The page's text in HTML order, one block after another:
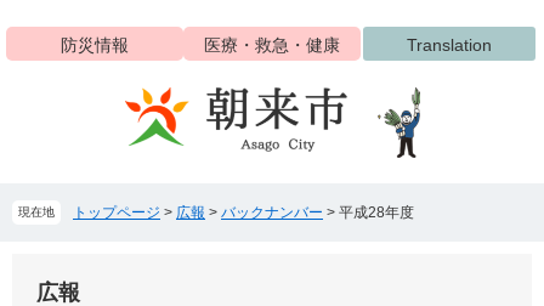
ジ
ュ
防災情報 医療・救急・健康 Translation
現在地 トップページ > 広報 > バックナンバー > 平成28年度
広報